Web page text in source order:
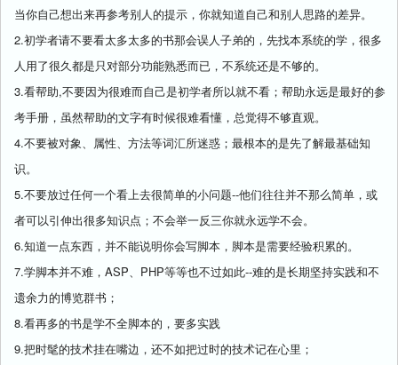
当你自己想出来再参考别人的提示，你就知道自己和别人思路的差异。
2.初学者请不要看太多太多的书那会误人子弟的，先找本系统的学，很多
人用了很久都是只对部分功能熟悉而已，不系统还是不够的。
3.看帮助,不要因为很难而自己是初学者所以就不看；帮助永远是最好的参
考手册，虽然帮助的文字有时候很难看懂，总觉得不够直观。
4.不要被对象、属性、方法等词汇所迷惑；最根本的是先了解最基础知
识。
5.不要放过任何一个看上去很简单的小问题--他们往往并不那么简单，或
者可以引伸出很多知识点；不会举一反三你就永远学不会。
6.知道一点东西，并不能说明你会写脚本，脚本是需要经验积累的。
7.学脚本并不难，ASP、PHP等等也不过如此--难的是长期坚持实践和不
遗余力的博览群书；
8.看再多的书是学不全脚本的，要多实践
9.把时髦的技术挂在嘴边，还不如把过时的技术记在心里；